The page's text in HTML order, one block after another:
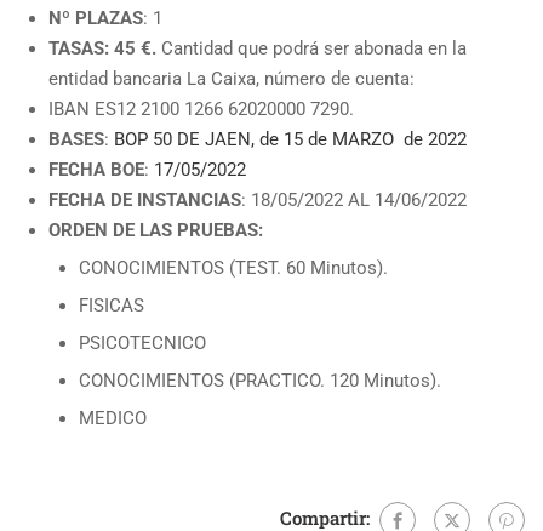
Nº PLAZAS: 1
TASAS: 45 €. Cantidad que podrá ser abonada en la
entidad bancaria La Caixa, número de cuenta:
IBAN ES12 2100 1266 62020000 7290.
BASES: BOP 50 DE JAEN, de 15 de MARZO de 2022
FECHA BOE: 17/05/2022
FECHA DE INSTANCIAS: 18/05/2022 AL 14/06/2022
ORDEN DE LAS PRUEBAS:
CONOCIMIENTOS (TEST. 60 Minutos).
FISICAS
PSICOTECNICO
CONOCIMIENTOS (PRACTICO. 120 Minutos).
MEDICO
Compartir: